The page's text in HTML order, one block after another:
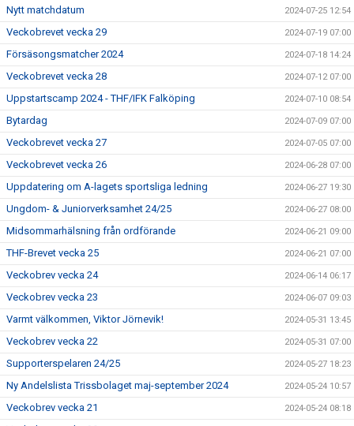
Nytt matchdatum 2024-07-25 12:54
Veckobrevet vecka 29 2024-07-19 07:00
Försäsongsmatcher 2024 2024-07-18 14:24
Veckobrevet vecka 28 2024-07-12 07:00
Uppstartscamp 2024 - THF/IFK Falköping 2024-07-10 08:54
Bytardag 2024-07-09 07:00
Veckobrevet vecka 27 2024-07-05 07:00
Veckobrevet vecka 26 2024-06-28 07:00
Uppdatering om A-lagets sportsliga ledning 2024-06-27 19:30
Ungdom- & Juniorverksamhet 24/25 2024-06-27 08:00
Midsommarhälsning från ordförande 2024-06-21 09:00
THF-Brevet vecka 25 2024-06-21 07:00
Veckobrev vecka 24 2024-06-14 06:17
Veckobrev vecka 23 2024-06-07 09:03
Varmt välkommen, Viktor Jörnevik! 2024-05-31 13:45
Veckobrev vecka 22 2024-05-31 07:00
Supporterspelaren 24/25 2024-05-27 18:23
Ny Andelslista Trissbolaget maj-september 2024 2024-05-24 10:57
Veckobrev vecka 21 2024-05-24 08:18